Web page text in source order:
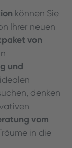
können Sie
Ihrer neuen
von
und
denken
vom
in die